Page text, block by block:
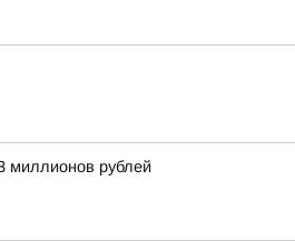
миллионов рублей